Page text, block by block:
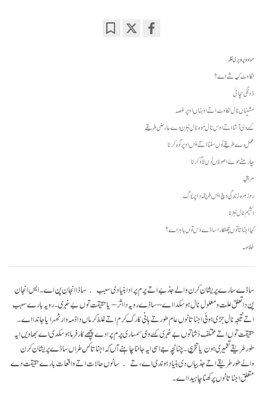
مواد اوپر اوپری نظر
لگاوٹ کیہ شے اے؟
ڈونگی سچائی
مشیناں نال لگاوٹ اتے اوہناں اوپر غصہ
کسے دی آشا اتے اوس نال موہ نال نبڑن دے عارضی طریقے
عمل دے طریقے نوں سننا اتے ایس اوپر گوہ کرنا
چار منّے ہوئےاصولاں نوں لاگو کرنا
مراقبہ
روز مرہ زندگی وچ ایس طریقہ دا پریوگ
اکشیم نال نبڑنا
کیا اجناتا توں چھٹکارا ساڈے وس توں باہر اے؟
خلاصہ
ساڈے سارے پریشان کرن والے جذبے اتے پرم پرا دا بنیادی سبب ساڈا انجان پن اے۔ ایس انجان
پن دا تعلق علت و معلول نال ہو سکدا اے – ساڈے رویہ دا اثر – یا حقیقت توں بے خبری۔ رویہ بارے سبب
اتے نتیجہ نال جڑی ہوئی اجناتا نوں عام طور تے ہانی کارک کرم اتے غلط کرماں دا ذمہ وار ٹھہرایا جاندا اے۔
حقیقت توں اتے مختلف دَشا توں بےخبری کسے وی سمساری پرم پرا دے پچھے کار فرما ہو سکدی اے بھاویں ایہ
طور طریقے تعمیری ہون یا تخریبی۔ چنانچہ جے اسی ایہ جاننا چاہنے آں کہ اجناتا کس طراں ساڈے پریشان کرن
والے طور طریقے اتے جذبیاں دی بنیاد ہوندی اے، تے سانوں حالات اتے واقعات بارے حقیقت دے
متعلق اجناتا نوں پرکھنا چاہیدا اے۔